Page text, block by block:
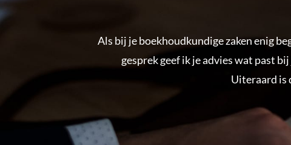
Als bij je boekhoudkundige zaken enig
gesprek geef ik je advies wat past
Uiteraard is